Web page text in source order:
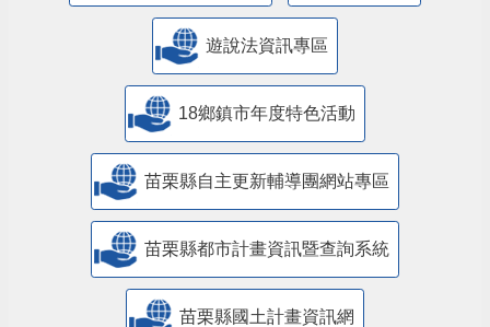
遊說法資訊專區
18鄉鎮市年度特色活動
苗栗縣自主更新輔導團網站專區
苗栗縣都市計畫資訊暨查詢系統
苗栗縣國土計畫資訊網